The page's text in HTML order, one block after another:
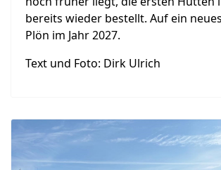
bereits wieder bestellt. Auf ein
Plön im Jahr 2027.
Text und Foto: Dirk Ulrich